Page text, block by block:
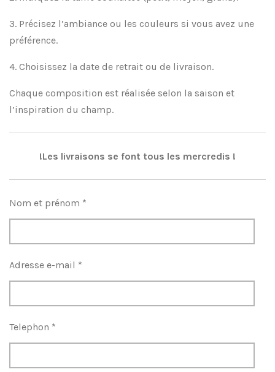
3. Précisez l’ambiance ou les couleurs si vous avez une
préférence.
4. Choisissez la date de retrait ou de livraison.
Chaque composition est réalisée selon la saison et
l’inspiration du champ.
!Les livraisons se font tous les mercredis !
Nom et prénom *
Adresse e-mail *
Telephon *